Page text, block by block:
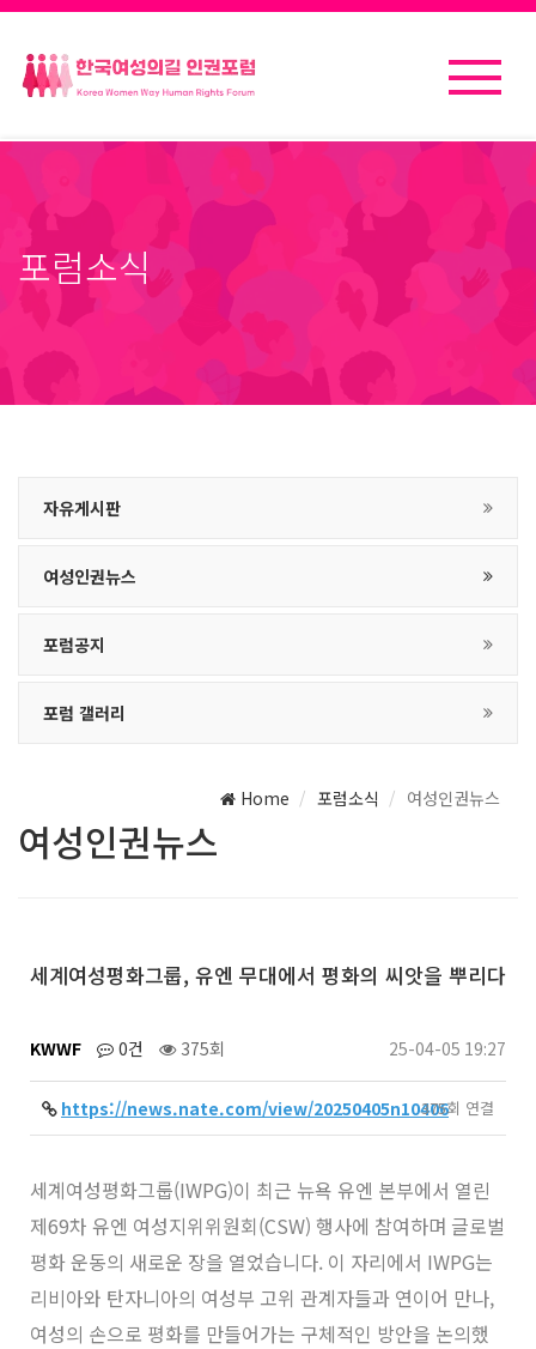
포럼소식
자유게시판
여성인권뉴스
포럼공지
포럼 갤러리
Home 포럼소식 여성인권뉴스
여성인권뉴스
세계여성평화그룹, 유엔 무대에서 평화의 씨앗을 뿌리다
KWWF 0건 375회 25-04-05 19:27
https://news.nate.com/view/20250405n10406375회 연결
세계여성평화그룹(IWPG)이 최근 뉴욕 유엔 본부에서 열린
제69차 유엔 여성지위위원회(CSW) 행사에 참여하며 글로벌
평화 운동의 새로운 장을 열었습니다. 이 자리에서 IWPG는
리비아와 탄자니아의 여성부 고위 관계자들과 연이어 만나,
여성의 손으로 평화를 만들어가는 구체적인 방안을 논의했